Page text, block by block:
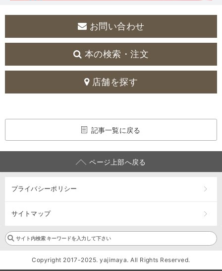
お問い合わせ
本の検索・注文
店舗を探す
記事一覧に戻る
ページ上部へ戻る
プライバシーポリシー
サイトマップ
Copyright 2017-2025. yajimaya. All Rights Reserved.